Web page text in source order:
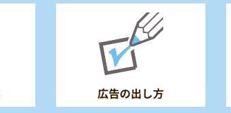
広告の出し方